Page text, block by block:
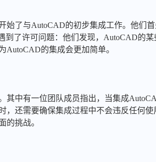
始了与AutoCAD的初步集成工作。他们
到了许可问题：他们发现，AutoCAD的
AutoCAD的集成会更加简单。
其中有一位团队成员指出，当集成
，还需要确保集成过程中不会违反任何
的挑战。